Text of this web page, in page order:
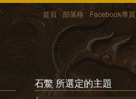
首頁 部落格 Facebook專頁
石鱉 所選定的主題